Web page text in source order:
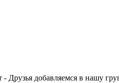
Друзья добавляемся в нашу